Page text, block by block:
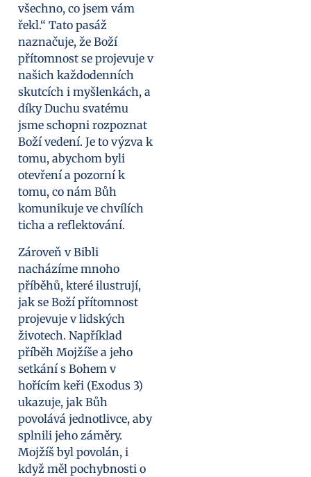
všechno, co jsem vám
řekl.“ Tato pasáž
naznačuje, že Boží
přítomnost se projevuje v
našich každodenních
skutcích i myšlenkách, a
díky Duchu svatému
jsme schopni rozpoznat
Boží vedení. Je to výzva k
tomu, abychom byli
otevření a pozorní k
tomu, co nám Bůh
komunikuje ve chvílích
ticha a reflektování.
Zároveň v Bibli
nacházíme mnoho
příběhů, které ilustrují,
jak se Boží přítomnost
projevuje v lidských
životech. Například
příběh Mojžíše a jeho
setkání s Bohem v
hořícím keři (Exodus 3)
ukazuje, jak Bůh
povolává jednotlivce, aby
splnili jeho záměry.
Mojžíš byl povolán, i
když měl pochybnosti o